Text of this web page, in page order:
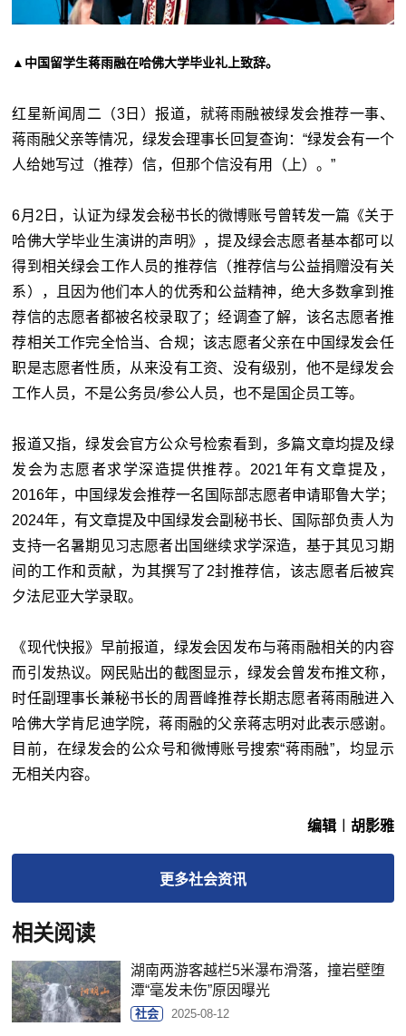
▲中国留学生蒋雨融在哈佛大学毕业礼上致辞。
红星新闻周二（3日）报道，就蒋雨融被绿发会推荐一事、
蒋雨融父亲等情况，绿发会理事长回复查询：“绿发会有一个
人给她写过（推荐）信，但那个信没有用（上）。”
6月2日，认证为绿发会秘书长的微博账号曾转发一篇《关于
哈佛大学毕业生演讲的声明》，提及绿会志愿者基本都可以
得到相关绿会工作人员的推荐信（推荐信与公益捐赠没有关
系），且因为他们本人的优秀和公益精神，绝大多数拿到推
荐信的志愿者都被名校录取了；经调查了解，该名志愿者推
荐相关工作完全恰当、合规；该志愿者父亲在中国绿发会任
职是志愿者性质，从来没有工资、没有级别，他不是绿发会
工作人员，不是公务员/参公人员，也不是国企员工等。
报道又指，绿发会官方公众号检索看到，多篇文章均提及绿
发会为志愿者求学深造提供推荐。2021年有文章提及，
2016年，中国绿发会推荐一名国际部志愿者申请耶鲁大学；
2024年，有文章提及中国绿发会副秘书长、国际部负责人为
支持一名暑期见习志愿者出国继续求学深造，基于其见习期
间的工作和贡献，为其撰写了2封推荐信，该志愿者后被宾
夕法尼亚大学录取。
《现代快报》早前报道，绿发会因发布与蒋雨融相关的内容
而引发热议。网民贴出的截图显示，绿发会曾发布推文称，
时任副理事长兼秘书长的周晋峰推荐长期志愿者蒋雨融进入
哈佛大学肯尼迪学院，蒋雨融的父亲蒋志明对此表示感谢。
目前，在绿发会的公众号和微博账号搜索“蒋雨融”，均显示
无相关内容。
编辑︱胡影雅
更多社会资讯
相关阅读
湖南两游客越栏5米瀑布滑落，撞岩壁堕
潭“毫发未伤”原因曝光
社会 2025-08-12